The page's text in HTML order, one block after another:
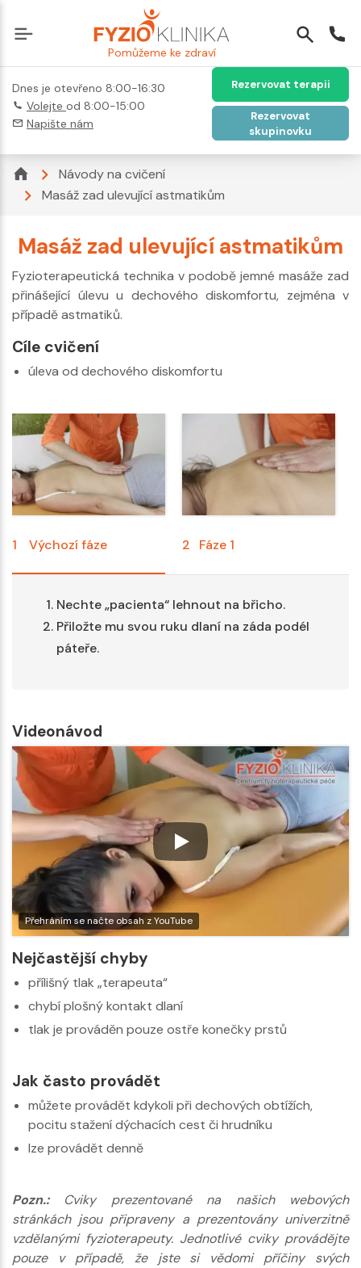
Pomůžeme ke zdraví
Dnes je otevřeno 8:00-16:30
Volejte od 8:00-15:00
Napište nám
Rezervovat terapii
Rezervovat
skupinovku
Návody na cvičení
Masáž zad ulevující astmatikům
Masáž zad ulevující astmatikům
Fyzioterapeutická technika v podobě jemné masáže zad
přinášející úlevu u dechového diskomfortu, zejména v
případě astmatiků.
Cíle cvičení
úleva od dechového diskomfortu
1 Výchozí fáze 2 Fáze 1
Nechte „pacienta“ lehnout na břicho.
Přiložte mu svou ruku dlaní na záda podél
páteře.
Videonávod
Přehráním se načte obsah z YouTube
Nejčastější chyby
přílišný tlak „terapeuta“
chybí plošný kontakt dlaní
tlak je prováděn pouze ostře konečky prstů
Jak často provádět
můžete provádět kdykoli při dechových obtížích,
pocitu stažení dýchacích cest či hrudníku
lze provádět denně
Pozn.: Cviky prezentované na našich webových
stránkách jsou připraveny a prezentovány univerzitně
vzdělanými fyzioterapeuty. Jednotlivé cviky provádějte
pouze v případě, že jste si vědomi příčiny svých